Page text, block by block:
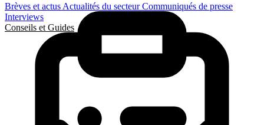
Brèves et actus Actualités du secteurCommuniqués de presse
Interviews
Conseils et Guides